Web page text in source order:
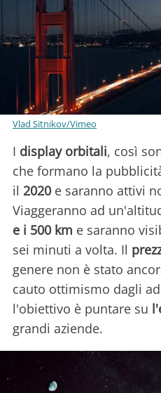
Vlad Sitnikov/Vimeo
I display orbitali, così
che formano la
il 2020 e saranno attivi
Viaggeranno ad
e i 500 km e saranno
sei minuti a volta. Il
genere non è stato
cauto ottimismo dagli
l'obiettivo è puntare su
grandi aziende.